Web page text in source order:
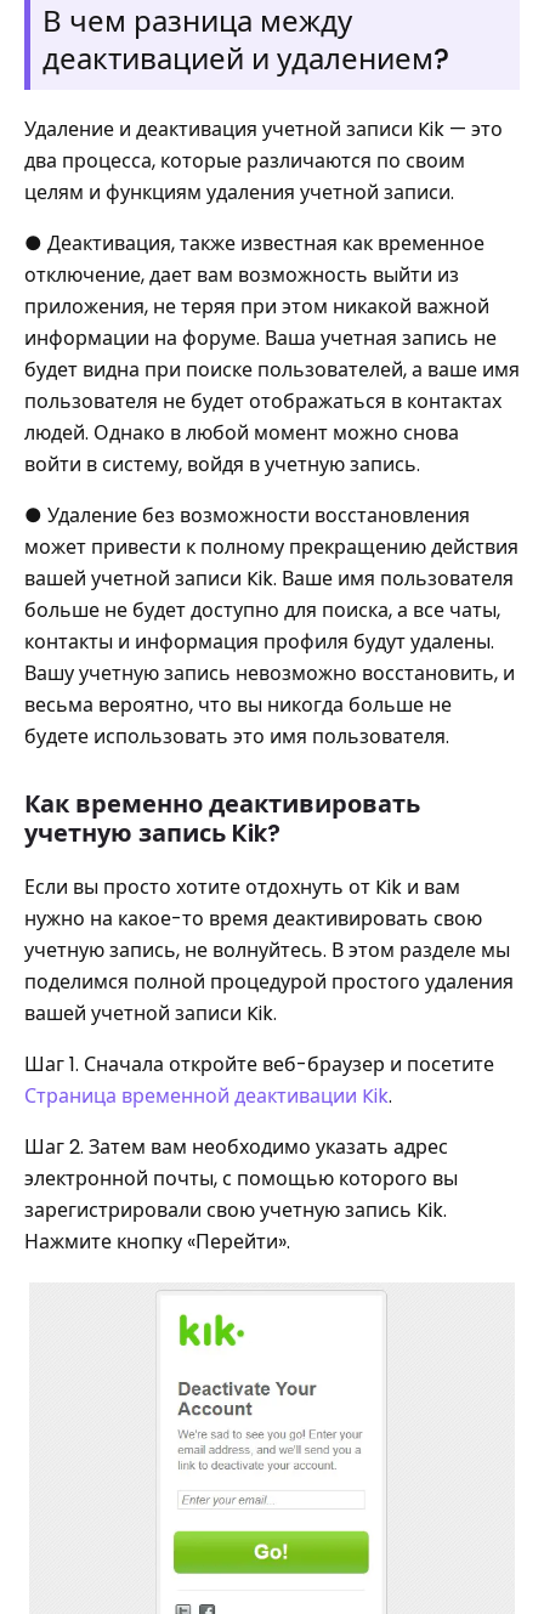
В чем разница между
деактивацией и удалением?
Удаление и деактивация учетной записи Kik — это
два процесса, которые различаются по своим
целям и функциям удаления учетной записи.
● Деактивация, также известная как временное
отключение, дает вам возможность выйти из
приложения, не теряя при этом никакой важной
информации на форуме. Ваша учетная запись не
будет видна при поиске пользователей, а ваше имя
пользователя не будет отображаться в контактах
людей. Однако в любой момент можно снова
войти в систему, войдя в учетную запись.
● Удаление без возможности восстановления
может привести к полному прекращению действия
вашей учетной записи Kik. Ваше имя пользователя
больше не будет доступно для поиска, а все чаты,
контакты и информация профиля будут удалены.
Вашу учетную запись невозможно восстановить, и
весьма вероятно, что вы никогда больше не
будете использовать это имя пользователя.
Как временно деактивировать
учетную запись Kik?
Если вы просто хотите отдохнуть от Kik и вам
нужно на какое-то время деактивировать свою
учетную запись, не волнуйтесь. В этом разделе мы
поделимся полной процедурой простого удаления
вашей учетной записи Kik.
Шаг 1. Сначала откройте веб-браузер и посетите
Страница временной деактивации Kik.
Шаг 2. Затем вам необходимо указать адрес
электронной почты, с помощью которого вы
зарегистрировали свою учетную запись Kik.
Нажмите кнопку «Перейти».